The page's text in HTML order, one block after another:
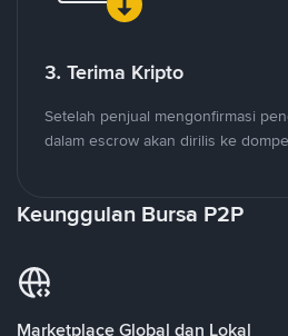
3. Terima Kripto
Setelah penjual mengonfirmasi
dalam escrow akan dirilis ke
Keunggulan Bursa P2P
Marketplace Global dan Lokal